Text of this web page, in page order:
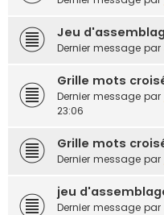
Jeu
Dernier message par
Grille mots
Dernier message par
23:06
Grille mots
Dernier message par
jeu
Dernier message par